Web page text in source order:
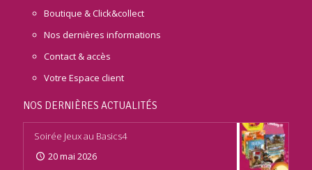
Boutique & Click&collect
Nos dernières informations
Contact & accès
Votre Espace client
NOS DERNIÈRES ACTUALITÉS
Soirée Jeux au Basics4
20 mai 2026